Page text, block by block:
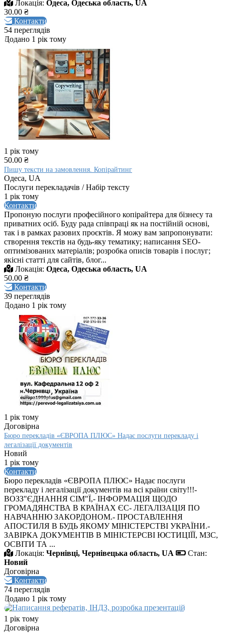
Локація: Одеса, Одеська область, UA
30.00 ₴
Контакти
54 переглядів
Додано 1 рік тому
1 рік тому
50.00 ₴
Пишу тексти на замовлення. Копірайтинг
Одеса, UA
Послуги перекладачів / Набір тексту
1 рік тому
Контакти
Пропоную послуги професійного копірайтера для бізнесу та
приватних осіб. Буду рада співпраці як на постійній основі,
так і в рамках разових проєктів. Я можу вам запропонувати:
створення текстів на будь-яку тематику; написання SEO-
оптимізованих матеріалів; розробка описів товарів і послуг;
якісні статті для сайтів, блог...
Локація: Одеса, Одеська область, UA
50.00 ₴
Контакти
39 переглядів
Додано 1 рік тому
1 рік тому
Договірна
Бюро перекладів «ЄВРОПА ПЛЮС» Надає послуги перекладу і
легалізації документів
Новий
1 рік тому
Контакти
Бюро перекладів «ЄВРОПА ПЛЮС» Надає послуги
перекладу і легалізації документів на всі країни світу!!!-
ВОЗЗ"ЄДНАННЯ СІМ"Ї,- ІНФОРМАЦІЯ ЩОДО
ГРОМАДЯНСТВА В КРАЇНАХ ЄС- ЛЕГАЛІЗАЦІЯ ПО
НАВЧАННЮ ЗАКОРДОНОМ.- ПРОСТАВЛЕННЯ
АПОСТИЛЯ В БУДЬ ЯКОМУ МІНІСТЕРСТВІ УКРАЇНИ.-
ЗАВІРКА ДОКУМЕНТІВ В МІНІСТЕРСВІ ЮСТИЦІЇЇ, МЗС,
ОСВІТИ ТА ...
Локація: Чернівці, Чернівецька область, UA
Стан:
Новий
Договірна
Контакти
74 переглядів
Додано 1 рік тому
1 рік тому
Договірна